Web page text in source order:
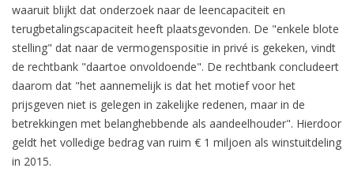
waaruit blijkt dat onderzoek naar de leencapaciteit en
terugbetalingscapaciteit heeft plaatsgevonden. De "enkele blote
stelling" dat naar de vermogenspositie in privé is gekeken, vindt
de rechtbank "daartoe onvoldoende". De rechtbank concludeert
daarom dat "het aannemelijk is dat het motief voor het
prijsgeven niet is gelegen in zakelijke redenen, maar in de
betrekkingen met belanghebbende als aandeelhouder". Hierdoor
geldt het volledige bedrag van ruim € 1 miljoen als winstuitdeling
in 2015.